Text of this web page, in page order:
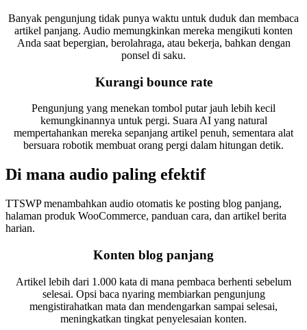
Banyak pengunjung tidak punya waktu untuk duduk dan membaca
artikel panjang. Audio memungkinkan mereka mengikuti konten
Anda saat bepergian, berolahraga, atau bekerja, bahkan dengan
ponsel di saku.
Kurangi bounce rate
Pengunjung yang menekan tombol putar jauh lebih kecil
kemungkinannya untuk pergi. Suara AI yang natural
mempertahankan mereka sepanjang artikel penuh, sementara alat
bersuara robotik membuat orang pergi dalam hitungan detik.
Di mana audio paling efektif
TTSWP menambahkan audio otomatis ke posting blog panjang,
halaman produk WooCommerce, panduan cara, dan artikel berita
harian.
Konten blog panjang
Artikel lebih dari 1.000 kata di mana pembaca berhenti sebelum
selesai. Opsi baca nyaring membiarkan pengunjung
mengistirahatkan mata dan mendengarkan sampai selesai,
meningkatkan tingkat penyelesaian konten.